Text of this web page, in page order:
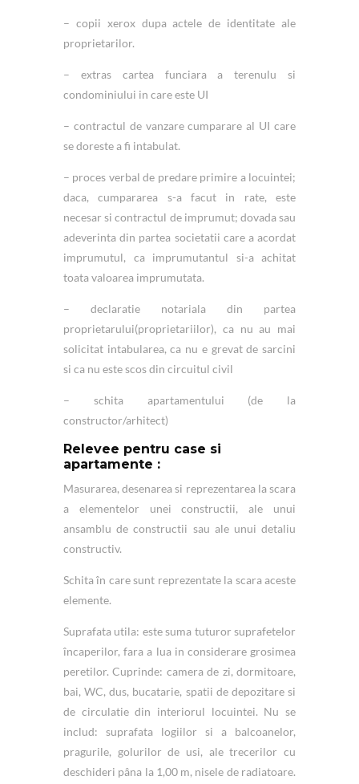
– copii xerox dupa actele de identitate ale
proprietarilor.
– extras cartea funciara a terenulu si
condominiului in care este UI
– contractul de vanzare cumparare al UI care
se doreste a fi intabulat.
– proces verbal de predare primire a locuintei;
daca, cumpararea s-a facut in rate, este
necesar si contractul de imprumut; dovada sau
adeverinta din partea societatii care a acordat
imprumutul, ca imprumutantul si-a achitat
toata valoarea imprumutata.
– declaratie notariala din partea
proprietarului(proprietariilor), ca nu au mai
solicitat intabularea, ca nu e grevat de sarcini
si ca nu este scos din circuitul civil
– schita apartamentului (de la
constructor/arhitect)
Relevee pentru case si
apartamente :
Masurarea, desenarea si reprezentarea la scara
a elementelor unei constructii, ale unui
ansamblu de constructii sau ale unui detaliu
constructiv.
Schita în care sunt reprezentate la scara aceste
elemente.
Suprafata utila: este suma tuturor suprafetelor
încaperilor, fara a lua in considerare grosimea
peretilor. Cuprinde: camera de zi, dormitoare,
bai, WC, dus, bucatarie, spatii de depozitare si
de circulatie din interiorul locuintei. Nu se
includ: suprafata logiilor si a balcoanelor,
pragurile, golurilor de usi, ale trecerilor cu
deschideri pâna la 1,00 m, nisele de radiatoare.